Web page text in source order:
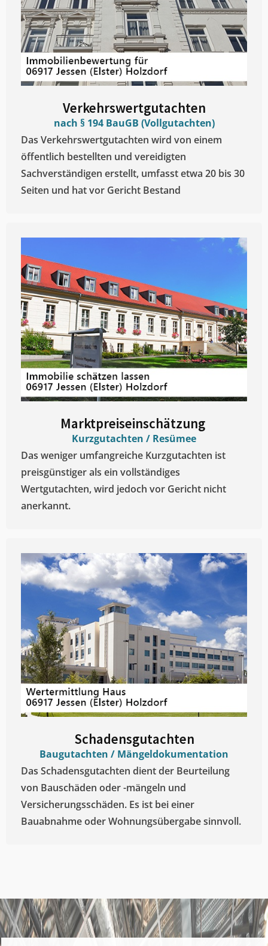
Verkehrswertgutachten
nach § 194 BauGB (Vollgutachten)
Das Verkehrswertgutachten wird von einem
öffentlich bestellten und vereidigten
Sachverständigen erstellt, umfasst etwa 20 bis 30
Seiten und hat vor Gericht Bestand
Marktpreiseinschätzung ​
Kurzgutachten / Resümee
Das weniger umfangreiche Kurzgutachten ist
preisgünstiger als ein vollständiges
Wertgutachten, wird jedoch vor Gericht nicht
anerkannt.
Schadensgutachten
Baugutachten / Mängeldokumentation
Das Schadensgutachten dient der Beurteilung
von Bauschäden oder -mängeln und
Versicherungsschäden. Es ist bei einer
Bauabnahme oder Wohnungsübergabe sinnvoll.